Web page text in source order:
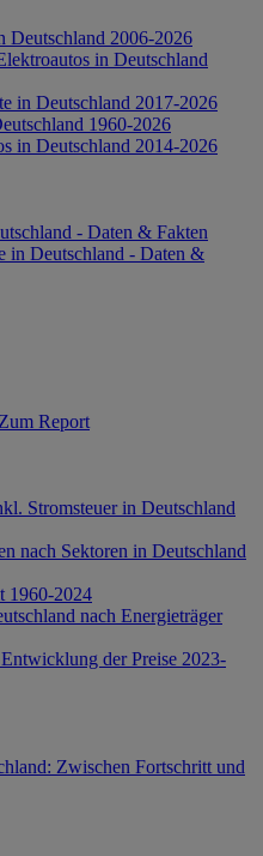
Deutschland 2006-2026
in Deutschland
in Deutschland 2017-2026
1960-2026
in Deutschland 2014-2026
- Daten & Fakten
in Deutschland - Daten &
Zum Report
Stromsteuer in Deutschland
nach Sektoren in Deutschland
1960-2024
nach Energieträger
der Preise 2023-
Zwischen Fortschritt und